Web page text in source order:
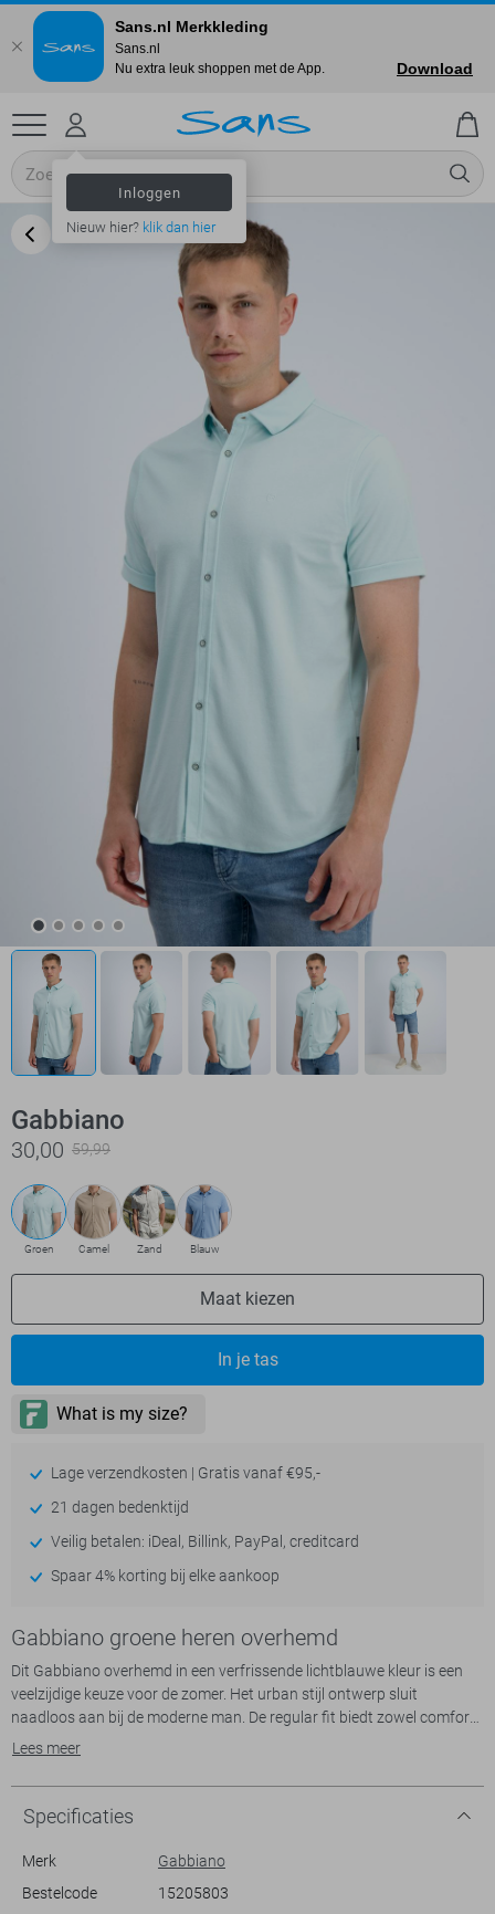
Inloggen
Nieuw hier? klik dan hier
Gabbiano
30,00 59,99
Groen Camel Zand Blauw
Maat kiezen
In je tas
Lage verzendkosten | Gratis vanaf €95,-
21 dagen bedenktijd
Veilig betalen: iDeal, Billink, PayPal, creditcard
Spaar 4% korting bij elke aankoop
Gabbiano groene heren overhemd
Dit Gabbiano overhemd in een verfrissende lichtblauwe kleur is een
veelzijdige keuze voor de zomer. Het urban stijl ontwerp sluit
naadloos aan bij de moderne man. De regular fit biedt zowel comfort
als een nette uitstraling, terwijl de korte mouwen ideaal zijn voor
behoudt het overhemd een keurige uitstraling, perfect voor zowel
casual als iets formelere gelegenheden.
De combinatie van 60% katoen, 37% polyester, en 3% elastan zorgt
past moeiteloos bij je dagelijkse garderobe en kan goed
Lees meer
Specificaties
Merk
Gabbiano
Bestelcode
15205803
Sans.nl Merkkleding
Sans.nl
Nu extra leuk shoppen met de App.
Download